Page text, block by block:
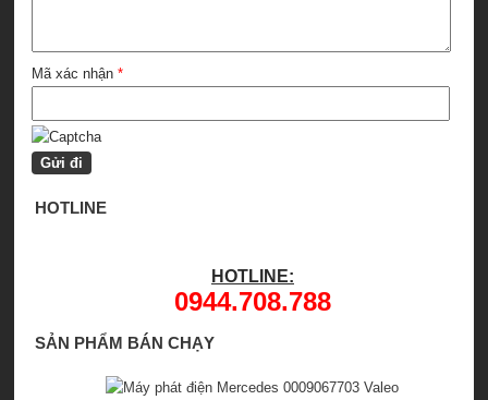
Mã xác nhận *
HOTLINE
HOTLINE:
0944.708.788
SẢN PHẨM BÁN CHẠY